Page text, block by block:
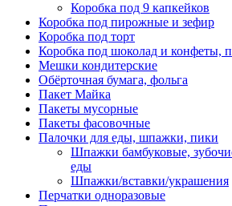
Коробка под 9 капкейков
Коробка под пирожные и зефир
Коробка под торт
Коробка под шоколад и конфеты,
Мешки кондитерские
Обёрточная бумага, фольга
Пакет Майка
Пакеты мусорные
Пакеты фасовочные
Палочки для еды, шпажки, пики
Шпажки бамбуковые,
еды
Шпажки/вставки/украшения
Перчатки одноразовые